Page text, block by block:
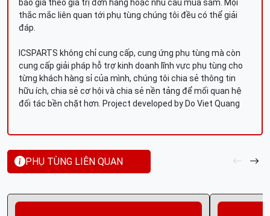
báo giá theo giá trị đơn hàng hoặc nhu cầu mua sắm. Mọi
thắc mắc liên quan tới phụ tùng chúng tôi đều có thể giải
đáp.
ICSPARTS không chỉ cung cấp, cung ứng phụ tùng mà còn
cung cấp giải pháp hỗ trợ kinh doanh lĩnh vực phụ tùng cho
từng khách hàng sỉ của mình, chúng tôi chia sẻ thông tin
hữu ích, chia sẻ cơ hội và chia sẻ nền tảng để mối quan hệ
đối tác bền chặt hơn. Project developed by Do Viet Quang
PHỤ TÙNG LIÊN QUAN